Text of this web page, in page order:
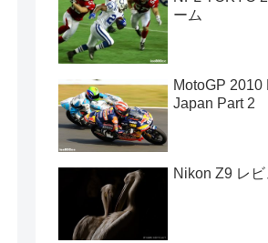
ーム
MotoGP 2010
Japan Part 2
Nikon Z9 レビ